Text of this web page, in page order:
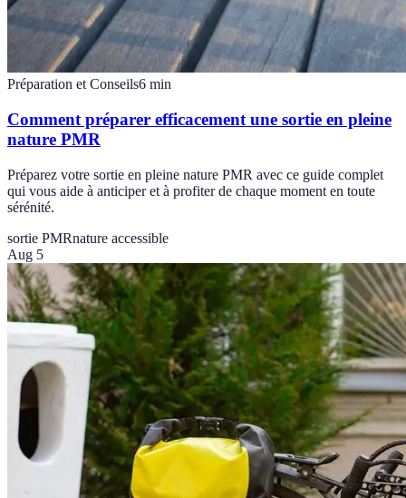
Préparation et Conseils6 min
Comment préparer efficacement une sortie en pleine
nature PMR
Préparez votre sortie en pleine nature PMR avec ce guide complet
qui vous aide à anticiper et à profiter de chaque moment en toute
sérénité.
sortie PMRnature accessible
Aug 5